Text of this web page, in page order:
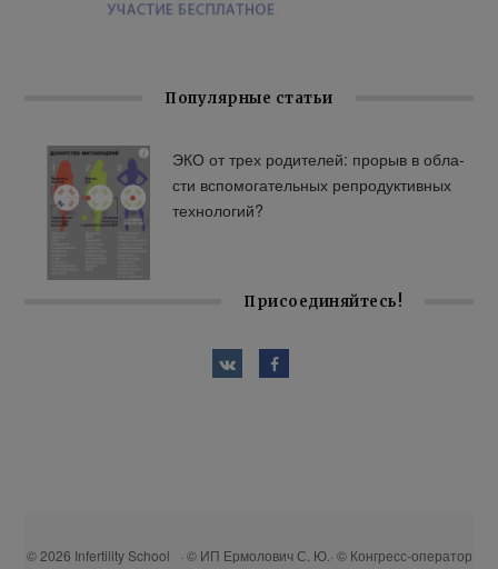
Популярные статьи
ЭКО от трех ро­ди­те­лей: про­рыв в об­ла­
сти вспо­мо­га­тель­ных ре­про­дук­тив­ных
тех­но­ло­гий?
Присоединяйтесь!
© 2026 Infertility School · © ИП Ермолович С. Ю.· © Конгресс-оператор